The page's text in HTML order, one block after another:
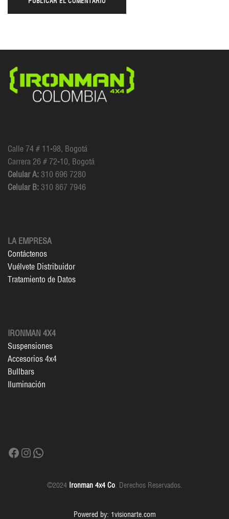
Calle 74 # 11-98, Bogotá
Carrera 26 # 72-10, Bogotá
Celular A: 310 696 7280
Celular B: 310 867 7946
LA EMPRESA
Contáctenos
Vuélvete Distribuidor
Tratamiento de Datos
IRONMAN 4X4
Suspensiones
Accesorios 4x4
Bullbars
Iluminación
Facebook
Instagram
WhatsApp
©2024 Ironman 4x4 Co. Derechos Reservados.
Powered by: 1visionarte.com